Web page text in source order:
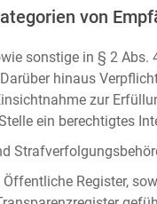
von
sonstige in § 2
hinaus
zur
ein berechtigtes
Register,